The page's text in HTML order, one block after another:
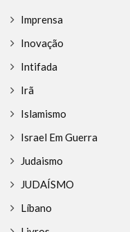
Imprensa
Inovação
Intifada
Irã
Islamismo
Israel Em Guerra
Judaismo
JUDAÍSMO
Líbano